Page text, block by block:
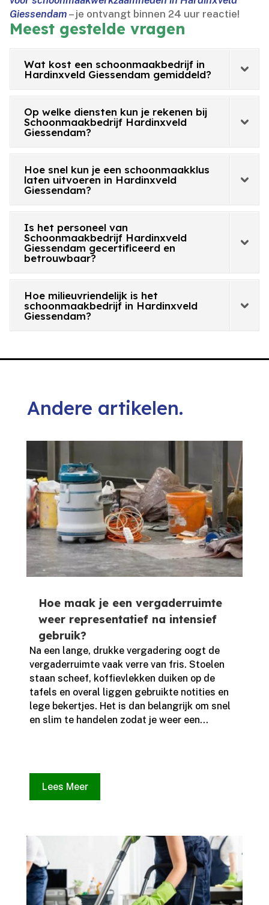
Giessendam – je ontvangt binnen 24 uur reactie!
Meest gestelde vragen
Wat kost een schoonmaakbedrijf in
Hardinxveld Giessendam gemiddeld?
Op welke diensten kun je rekenen bij
Schoonmaakbedrijf Hardinxveld
Giessendam?
Hoe snel kun je een schoonmaakklus
laten uitvoeren in Hardinxveld
Giessendam?
Is het personeel van
Schoonmaakbedrijf Hardinxveld
Giessendam gecertificeerd en
betrouwbaar?
Hoe milieuvriendelijk is het
schoonmaakbedrijf in Hardinxveld
Giessendam?
Andere artikelen.
Hoe maak je een vergaderruimte
weer representatief na intensief
gebruik?
Na een lange, drukke vergadering oogt de
vergaderruimte vaak verre van fris.​ Stoelen
staan scheef, koffievlekken duiken op de
tafels en overal liggen gebruikte notities en
lege bekertjes.​ Het is dan belangrijk om snel
en slim te handelen zodat je weer een...
Lees Meer